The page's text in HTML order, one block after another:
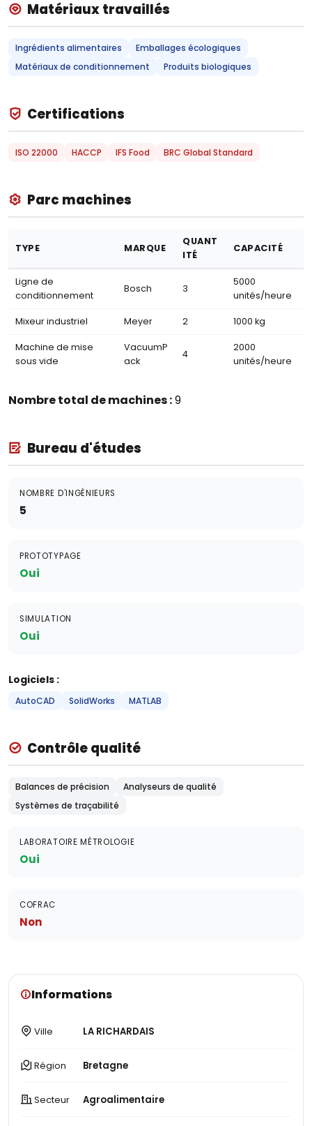
Matériaux travaillés
Ingrédients alimentaires
Emballages écologiques
Matériaux de conditionnement
Produits biologiques
Certifications
ISO 22000 HACCP IFS Food BRC Global Standard
Parc machines
TYPE MARQUE
QUANT
ITÉ
CAPACITÉ
Ligne de
conditionnement
Bosch 3
5000
unités/heure
Mixeur industriel Meyer 2 1000 kg
Machine de mise
sous vide
VacuumP
ack
4
2000
unités/heure
Nombre total de machines :9
Bureau d'études
NOMBRE D'INGÉNIEURS
5
PROTOTYPAGE
Oui
SIMULATION
Oui
Logiciels :
AutoCAD SolidWorks MATLAB
Contrôle qualité
Balances de précision
Analyseurs de qualité
Systèmes de traçabilité
LABORATOIRE MÉTROLOGIE
Oui
COFRAC
Non
Informations
Ville LA RICHARDAIS
Région Bretagne
Secteur Agroalimentaire